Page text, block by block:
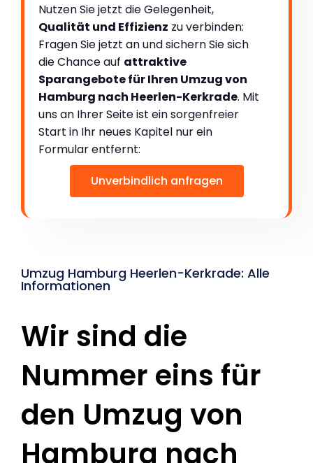
Nutzen Sie jetzt die Gelegenheit,
Qualität und Effizienz zu verbinden:
Fragen Sie jetzt an und sichern Sie sich
die Chance auf attraktive
Sparangebote für Ihren Umzug von
Hamburg nach Heerlen-Kerkrade. Mit
uns an Ihrer Seite ist ein sorgenfreier
Start in Ihr neues Kapitel nur ein
Formular entfernt:
Unverbindlich anfragen
Umzug Hamburg Heerlen-Kerkrade: Alle
Informationen
Wir sind die
Nummer eins für
den Umzug von
Hamburg nach